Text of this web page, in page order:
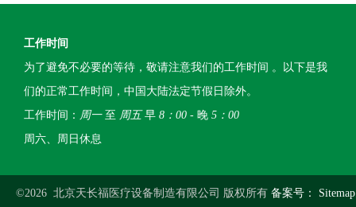
工作时间
为了避免不必要的等待，敬请注意我们的工作时间 。以下是我
们的正常工作时间，中国大陆法定节假日除外。
工作时间： 周一至 周五早 8：00 - 晚 5：00
周六、周日休息
©2026 北京天长福医疗设备制造有限公司 版权所有 备案号：